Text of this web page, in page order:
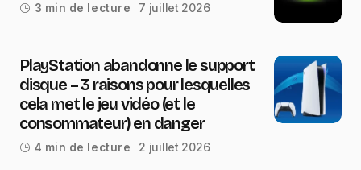
3 min de lecture 7 juillet 2026
PlayStation abandonne le support
disque – 3 raisons pour lesquelles
cela met le jeu vidéo (et le
consommateur) en danger
4 min de lecture 2 juillet 2026